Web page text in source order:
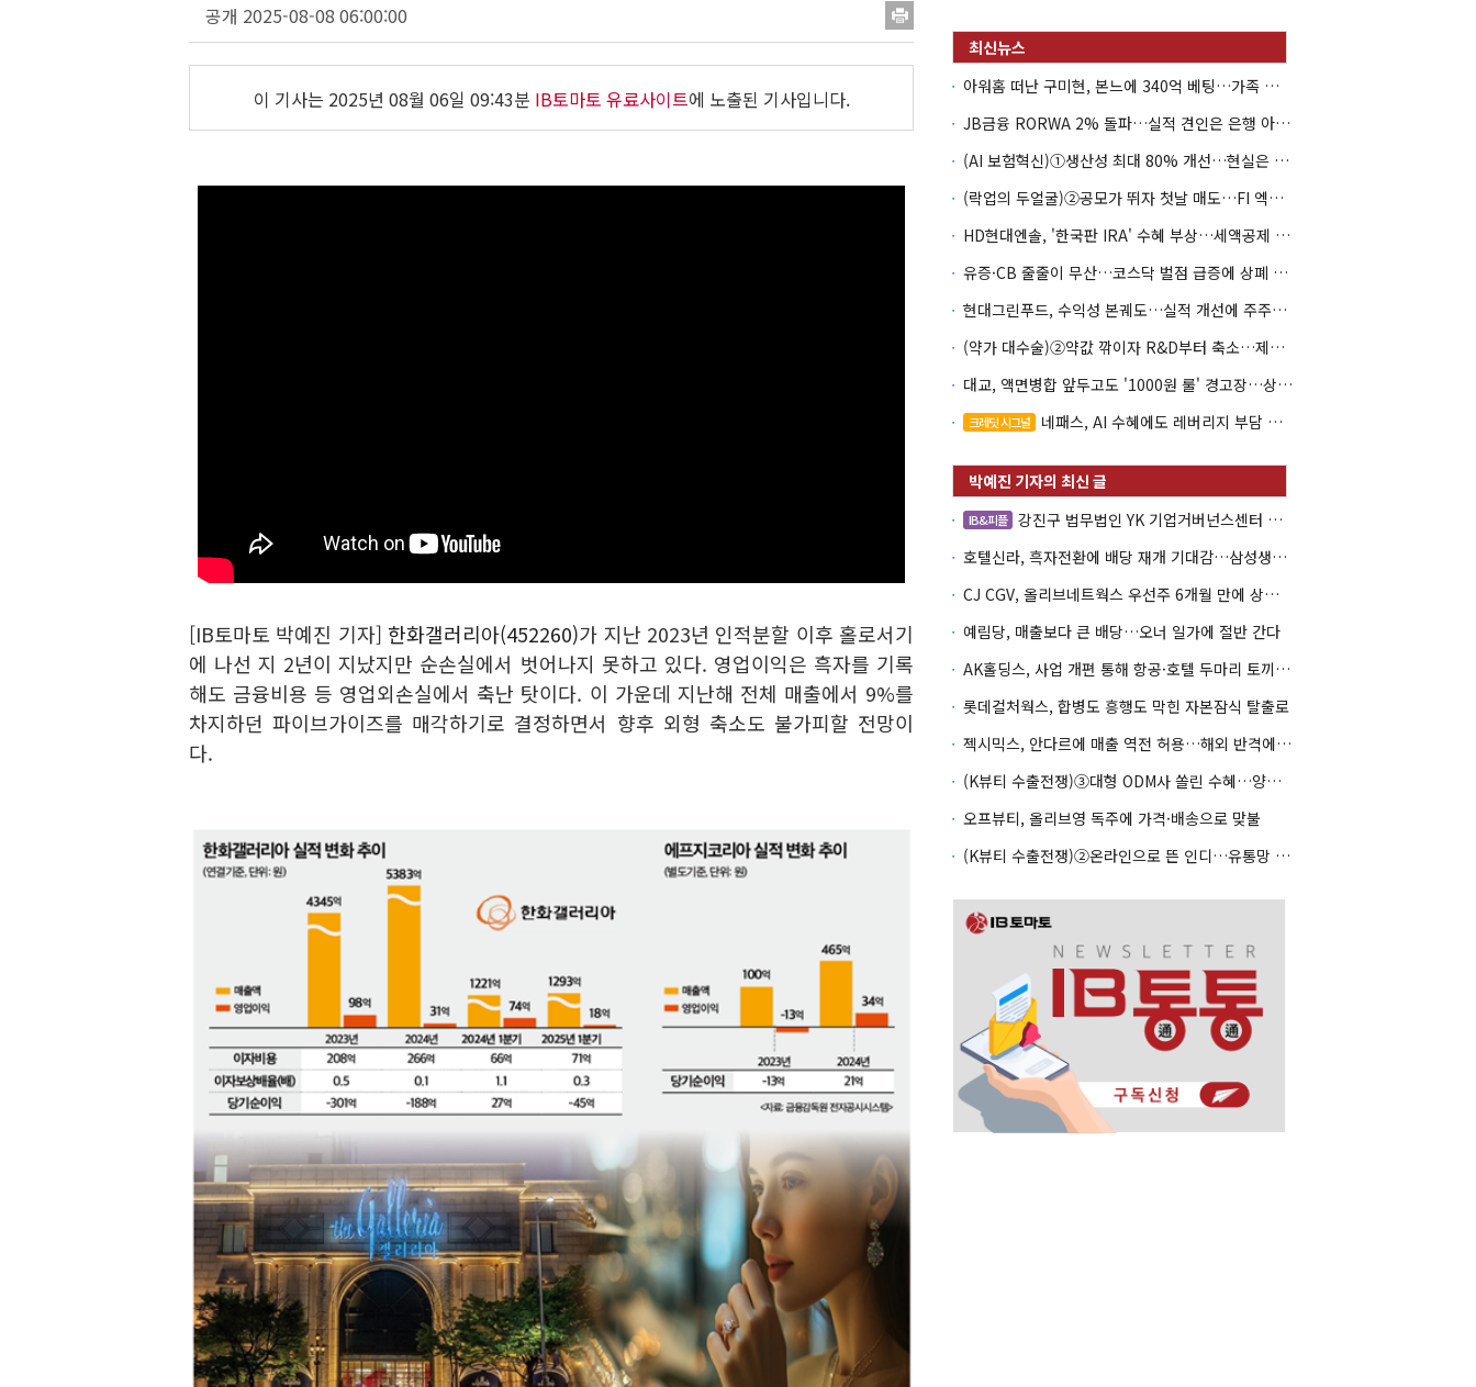
공개 2025-08-08 06:00:00
이 기사는 2025년 08월 06일 09:43분 IB토마토 유료사이트에 노출된 기사입니다.
[IB토마토 박예진 기자] 한화갤러리아(452260)가 지난 2023년 인적분할 이후 홀로서기
에 나선 지 2년이 지났지만 순손실에서 벗어나지 못하고 있다. 영업이익은 흑자를 기록
해도 금융비용 등 영업외손실에서 축난 탓이다. 이 가운데 지난해 전체 매출에서 9%를
차지하던 파이브가이즈를 매각하기로 결정하면서 향후 외형 축소도 불가피할 전망이
다.
아워홈 떠난 구미현, 본느에 340억 베팅…가족 지배체제 구축
JB금융 RORWA 2% 돌파…실적 견인은 은행 아닌 캐피탈
(AI 보험혁신)①생산성 최대 80% 개선…현실은 '실행 격차'
(락업의 두얼굴)②공모가 뛰자 첫날 매도…FI 엑시트 전략 갈렸다
HD현대엔솔, '한국판 IRA' 수혜 부상…세액공제 선택이 변수
유증·CB 줄줄이 무산…코스닥 벌점 급증에 상폐 압박
현대그린푸드, 수익성 본궤도…실적 개선에 주주환원까지
(약가 대수술)②약값 깎이자 R&D부터 축소…제약업계 비상경영 돌입
대교, 액면병합 앞두고도 '1000원 룰' 경고장…상장유지 시험대
크레딧 시그널 네패스, AI 수혜에도 레버리지 부담 여전
IB&피플
강진구 법무법인 YK 기업거버넌스센터 센터장
호텔신라, 흑자전환에 배당 재개 기대감…삼성생명도 웃을까
CJ CGV, 올리브네트웍스 우선주 6개월 만에 상환…왜?
예림당, 매출보다 큰 배당…오너 일가에 절반 간다
AK홀딩스, 사업 개편 통해 항공·호텔 두마리 토끼 사냥
롯데컬처웍스, 합병도 흥행도 막힌 자본잠식 탈출로
젝시믹스, 안다르에 매출 역전 허용…해외 반격에 사활
(K뷰티 수출전쟁)③대형 ODM사 쏠린 수혜…양극화 심화 우려
오프뷰티, 올리브영 독주에 가격·배송으로 맞불
(K뷰티 수출전쟁)②온라인으로 뜬 인디…유통망 앞세운 대형사